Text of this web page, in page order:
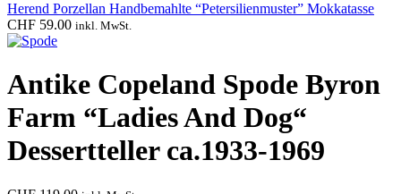
Herend Porzellan Handbemahlte “Petersilienmuster” Mokkatasse
CHF 59.00 inkl. MwSt.
Antike Copeland Spode Byron
Farm “Ladies And Dog“
Dessertteller ca.1933-1969